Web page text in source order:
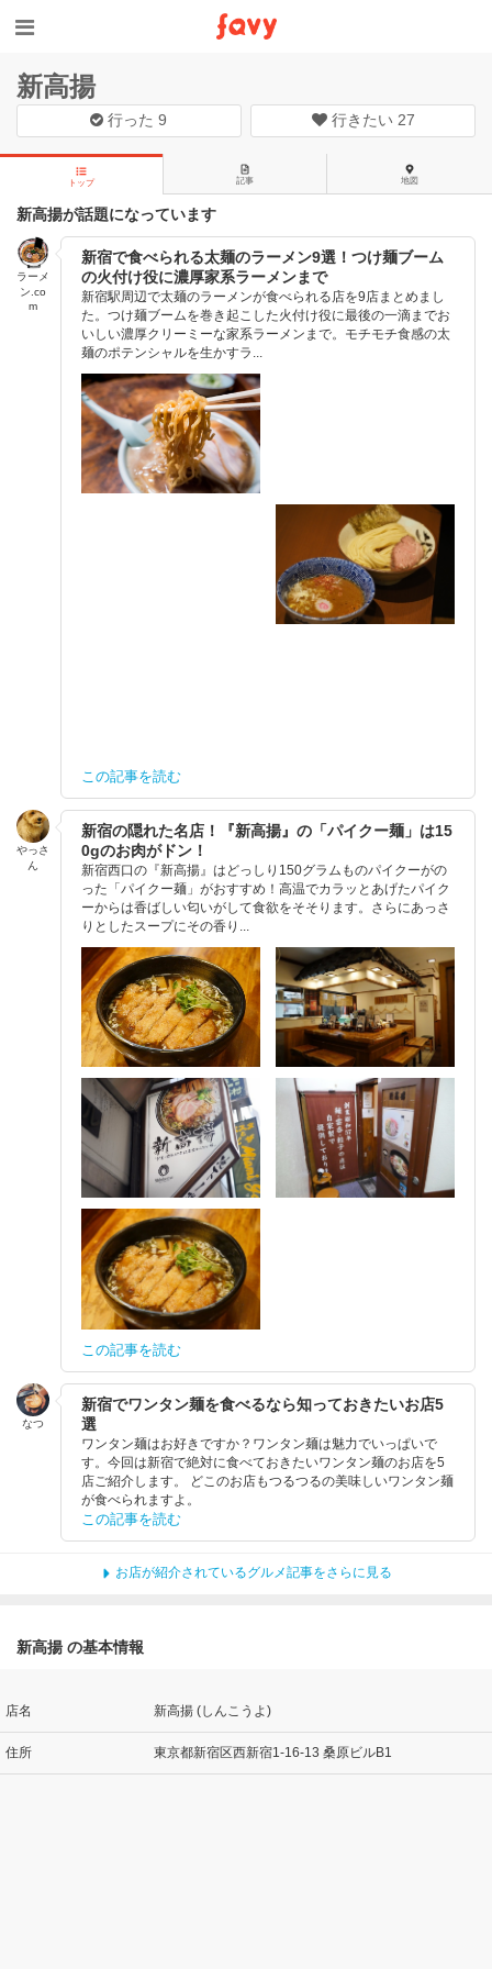
新高揚
行った9 行きたい 27
トップ 記事 地図
新高揚が話題になっています
ラーメ
ン.co
m
新宿で食べられる太麺のラーメン9選！つけ麺ブーム
の火付け役に濃厚家系ラーメンまで
新宿駅周辺で太麺のラーメンが食べられる店を9店まとめまし
た。つけ麺ブームを巻き起こした火付け役に最後の一滴までお
いしい濃厚クリーミーな家系ラーメンまで。モチモチ食感の太
麺のポテンシャルを生かすラ...
この記事を読む
やっさ
ん
新宿の隠れた名店！『新高揚』の「パイクー麺」は15
0gのお肉がドン！
新宿西口の『新高揚』はどっしり150グラムものパイクーがの
った「パイクー麺」がおすすめ！高温でカラッとあげたパイク
ーからは香ばしい匂いがして食欲をそそります。さらにあっさ
りとしたスープにその香り...
この記事を読む
なつ
新宿でワンタン麺を食べるなら知っておきたいお店5
選
ワンタン麺はお好きですか？ワンタン麺は魅力でいっぱいで
す。今回は新宿で絶対に食べておきたいワンタン麺のお店を5
店ご紹介します。 どこのお店もつるつるの美味しいワンタン麺
が食べられますよ。
この記事を読む
お店が紹介されているグルメ記事をさらに見る
新高揚 の基本情報
店名 新高揚 (しんこうよ)
住所 東京都新宿区西新宿1-16-13 桑原ビルB1